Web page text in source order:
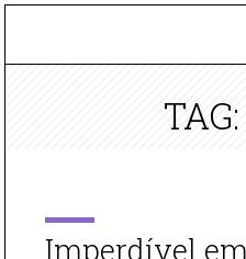
Imperdível